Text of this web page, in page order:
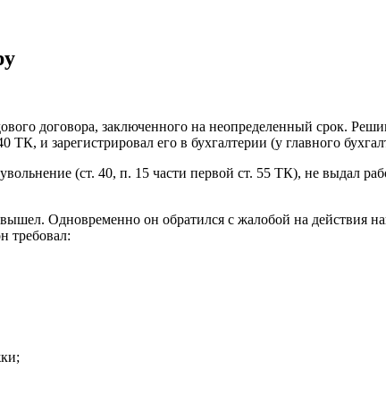
договора, заключенного на неопределенный срок.
и зарегистрировал его в бухгалтерии (у главного
(ст. 40, п. 15 части первой ст. 55 ТК), не выдал
Одновременно он обратился с жалобой на действия
требовал: